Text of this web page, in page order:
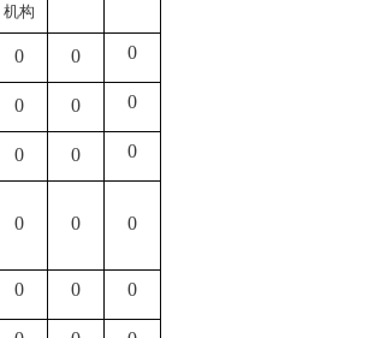
机构
0 0 0
0 0 0
0 0 0
0 0 0
0 0 0